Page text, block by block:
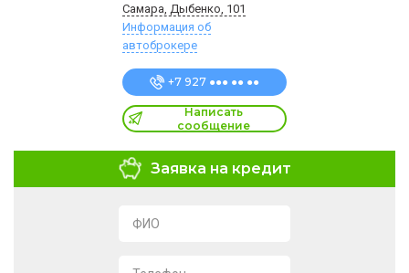
Самара, Дыбенко, 101
Информация об
автоброкере
+7 927 ●●● ●● ●●
Написать
сообщение
Заявка на кредит
ФИО